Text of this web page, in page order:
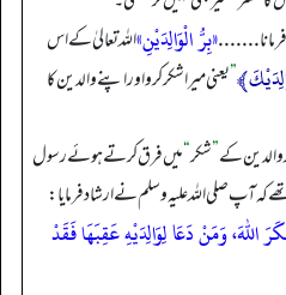
فرمانا.......«بِرُّ الْوَالِدَيْنِ»اللہ تعالیٰ کے اس
”یعنی میرا شکر کرو اور اپنے والدین کا
والدین کے”شکر“میں فرق کرتے ہوئے رسول
کہ آپ صلی اللہ علیہ وسلم نے ارشاد فرمایا:
وَمَنْ دَعَا لِوَالِدَيْهِ عَقِبَهَا فَقَدْ